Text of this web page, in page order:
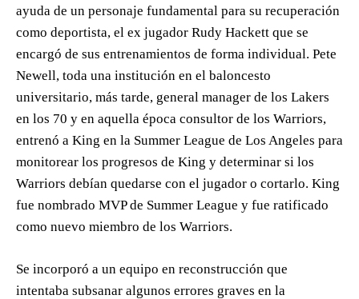
ayuda de un personaje fundamental para su recuperación
como deportista, el ex jugador Rudy Hackett que se
encargó de sus entrenamientos de forma individual. Pete
Newell, toda una institución en el baloncesto
universitario, más tarde, general manager de los Lakers
en los 70 y en aquella época consultor de los Warriors,
entrenó a King en la Summer League de Los Angeles para
monitorear los progresos de King y determinar si los
Warriors debían quedarse con el jugador o cortarlo. King
fue nombrado MVP de Summer League y fue ratificado
como nuevo miembro de los Warriors.
Se incorporó a un equipo en reconstrucción que
intentaba subsanar algunos errores graves en la